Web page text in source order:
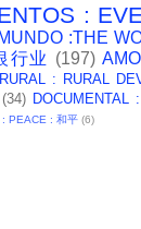
:
:THE
行业 (197)
: RURAL
(34)
: PEACE : 和平 (6)